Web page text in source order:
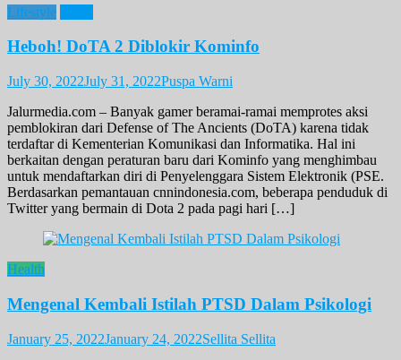
Lifestyle
Heboh! DoTA 2 Diblokir Kominfo
July 30, 2022July 31, 2022Puspa Warni
Jalurmedia.com – Banyak gamer beramai-ramai memprotes aksi
pemblokiran dari Defense of The Ancients (DoTA) karena tidak
terdaftar di Kementerian Komunikasi dan Informatika. Hal ini
berkaitan dengan peraturan baru dari Kominfo yang menghimbau
untuk mendaftarkan diri di Penyelenggara Sistem Elektronik (PSE.
Berdasarkan pemantauan cnnindonesia.com, beberapa penduduk di
Twitter yang bermain di Dota 2 pada pagi hari […]
Health
Mengenal Kembali Istilah PTSD Dalam Psikologi
January 25, 2022January 24, 2022Sellita Sellita